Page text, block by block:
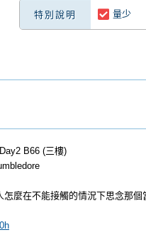
特別說明 量少
B66 (三樓)
麼在不能接觸的情況下思念那個